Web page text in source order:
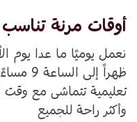
أوقات مرنة تناسب
ظهراً
تعليمية تتماشى مع وقت
وأكثر راحة للجميع